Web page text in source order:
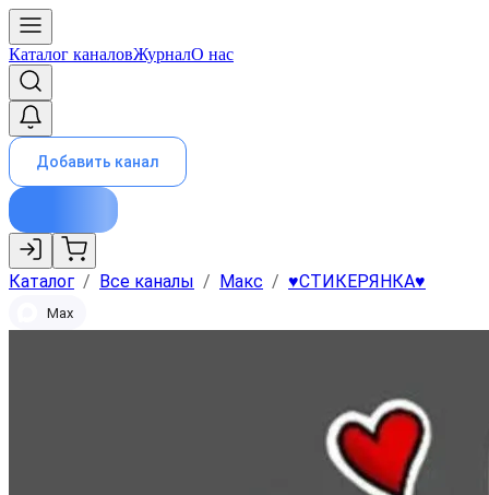
Каталог каналовЖурналО нас
Добавить канал
Каталог / Все каналы / Макс / ♥️СТИКЕРЯНКА♥️
Max